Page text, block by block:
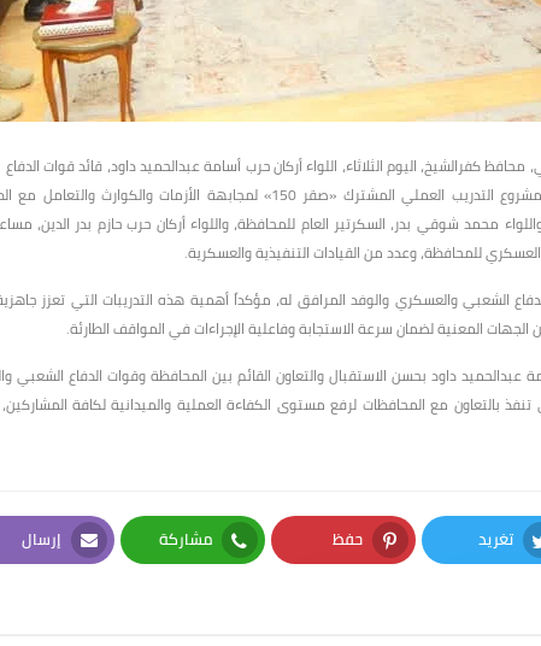
كفرالشيخ، اليوم الثلاثاء، اللواء أركان حرب أسامة عبدالحميد داود، قائد قوات
المحافظة، في إطار تنفيذ فعاليات مشروع التدريب العملي المشترك «صقر 150»
محمد شوقي بدر، السكرتير العام للمحافظة، واللواء أركان حرب حازم بدر الدين،
للمحافظة، وعدد من القيادات التنفيذية والعسكرية.
الشعبي والعسكري والوفد المرافق له، مؤكداً أهمية هذه التدريبات التي تعزز
الجهات المعنية لضمان سرعة الاستجابة وفاعلية الإجراءات في المواقف الطارئة.
عبدالحميد داود بحسن الاستقبال والتعاون القائم بين المحافظة وقوات الدفاع
تنفذ بالتعاون مع المحافظات لرفع مستوى الكفاءة العملية والميدانية لكافة
تغريد
Twitter
حفظ
Pinterest
مشاركة
Whatsapp
إرسال
Email